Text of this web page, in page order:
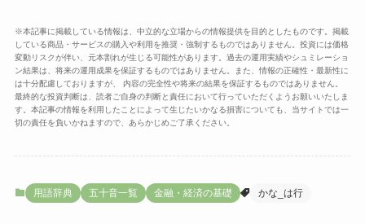
※本記事に掲載している情報は、中立的な立場からの情報提供を目的としたものです。掲載
している商品・サービスの購入や利用を推奨・強制するものではありません。投資には価格
変動リスクが伴い、元本割れが生じる可能性があります。過去の運用実績やシュミレーショ
ン結果は、将来の運用成果を保証するものではありません。また、情報の正確性・最新性に
は十分配慮しておりますが、 内容の完全性や将来の結果を保証するものではありません。
最終的な投資判断は、読者ご自身の判断と責任において行っていただくようお願いいたしま
す。本記事の情報を利用したことによって生じたいかなる損害についても、当サイトでは一
切の責任を負いかねますので、あらかじめご了承ください。
用語辞典 五十音一覧 金融・経済の基礎 かな_は行